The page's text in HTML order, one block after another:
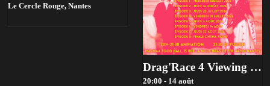
Le Cercle Rouge, Nantes
Drag'Race 4 Viewing parties par House of drama 👑✨
20:00 - 14 août